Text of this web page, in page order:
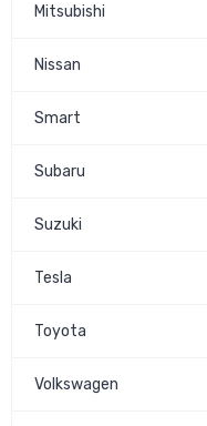
Mitsubishi
Nissan
Smart
Subaru
Suzuki
Tesla
Toyota
Volkswagen